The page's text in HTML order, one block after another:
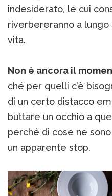
indesiderato, le cui
riverbereranno a
vita.
Non è ancora il
ché per quelli c’è
di un certo distacco
buttare un occhio a
perché di cose ne
un apparente stop.